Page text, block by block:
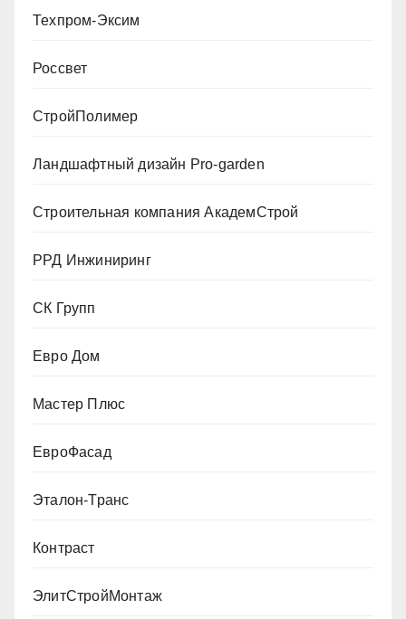
Техпром-Эксим
Россвет
СтройПолимер
Ландшафтный дизайн Pro-garden
Строительная компания АкадемСтрой
РРД Инжиниринг
СК Групп
Евро Дом
Мастер Плюс
ЕвроФасад
Эталон-Транс
Контраст
ЭлитСтройМонтаж